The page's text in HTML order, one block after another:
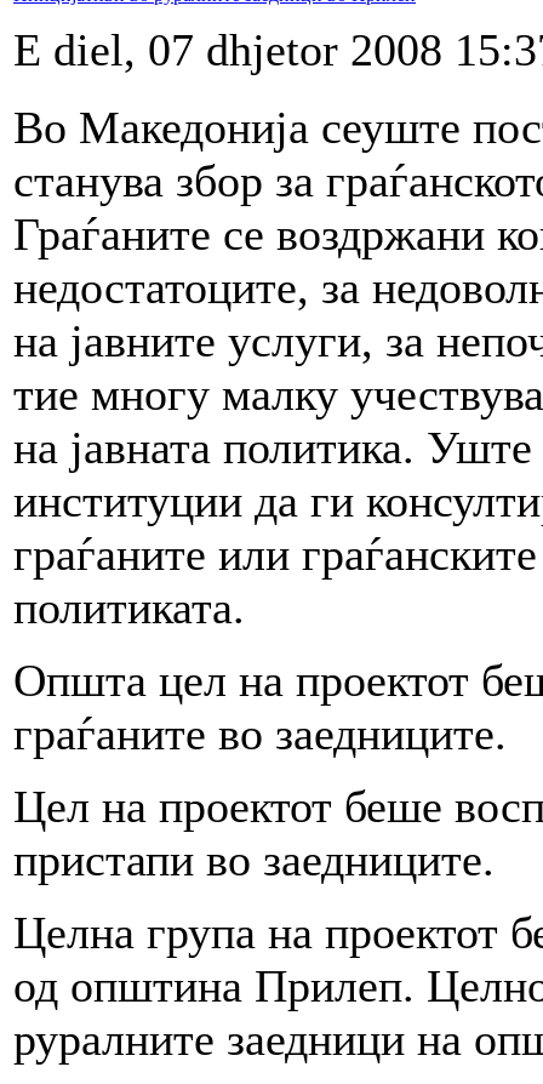
E diel, 07 dhjetor 2008
Во Македонија сеуште
станува збор за
Граѓаните се воздржани
недостатоците, за
на јавните услуги, за
тие многу малку
на јавната политика.
институции да ги
граѓаните или
политиката.
Општа цел на проектот
граѓаните во заедниците.
Цел на проектот беше
пристапи во заедниците.
Целна група на проектот
од општина Прилеп.
руралните заедници на